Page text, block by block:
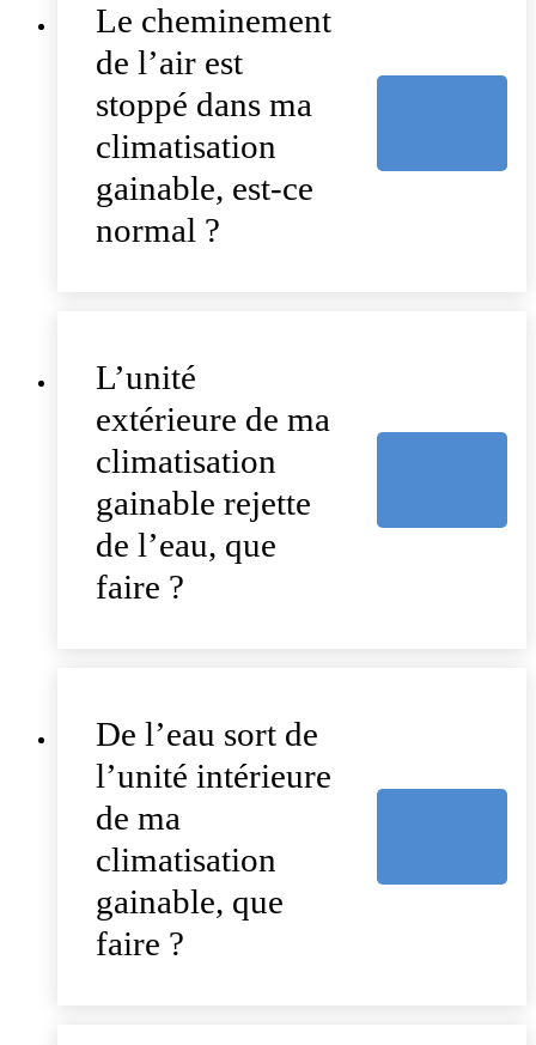
Le cheminement
de l’air est
stoppé dans ma
climatisation
gainable, est-ce
normal ?
L’unité
extérieure de ma
climatisation
gainable rejette
de l’eau, que
faire ?
De l’eau sort de
l’unité intérieure
de ma
climatisation
gainable, que
faire ?